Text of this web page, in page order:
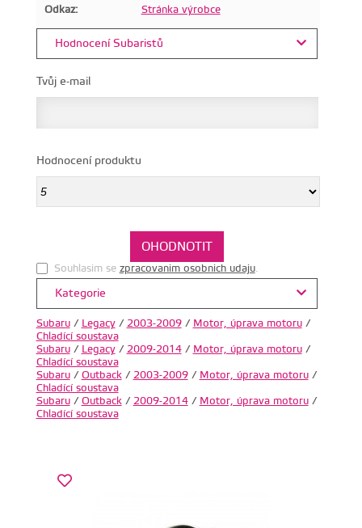
Odkaz: Stránka výrobce
Hodnocení Subaristů
Tvůj e-mail
Hodnocení produktu
Souhlasim se zpracovanim osobnich udaju.
Kategorie
Subaru/ Legacy/ 2003-2009/ Motor, úprava motoru/
Chladící soustava
Subaru/ Legacy/ 2009-2014/ Motor, úprava motoru/
Chladící soustava
Subaru/ Outback/ 2003-2009/ Motor, úprava motoru/
Chladící soustava
Subaru/ Outback/ 2009-2014/ Motor, úprava motoru/
Chladící soustava